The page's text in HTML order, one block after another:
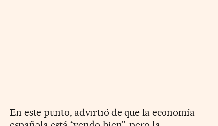
En este punto, advirtió de que la economía